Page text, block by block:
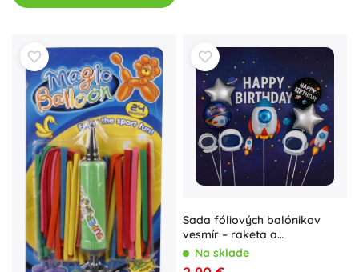
Sada fóliových balónikov
vesmír – raketa a
astronautom, 5 ks
Na sklade